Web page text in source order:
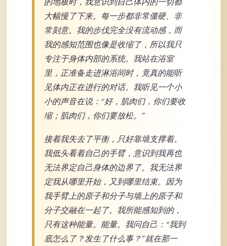
大幅慢了下来。每一步都非常僵硬、非
常刻意。我的步伐完全没有流动感，而
我的感知范围也像是收缩了，所以我只
专注于身体内部的系统。我站在浴室
里，正准备走进淋浴间时，竟真的能听
见体内正在进行的对话。我听见一个小
小的声音在说：“好，肌肉们，你们要收
缩；肌肉们，你们要放松。”
接着我失去了平衡，只好靠墙支撑着。
我低头看着自己的手臂，意识到我再也
无法界定自己身体的边界了。我无法界
定我从哪里开始，又到哪里结束。因为
我手臂上的原子和分子与墙上的原子和
分子交融在一起了。我所能感知到的，
只有这种能量。能量。我问自己：“我到
底怎么了？发生了什么事？”就在那一